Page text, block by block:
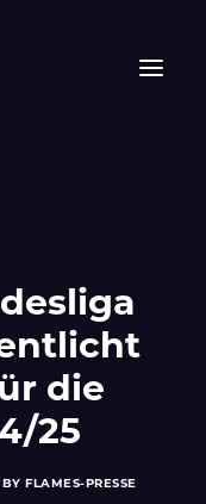
die
25
BY FLAMES-PRESSE